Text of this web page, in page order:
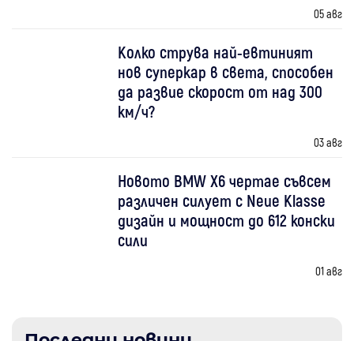
05 авг
Колко струва най-евтиният
нов суперкар в света, способен
да развие скорост от над 300
км/ч?
03 авг
Новото BMW X6 чертае съвсем
различен силует с Neue Klasse
дизайн и мощност до 612 конски
сили
01 авг